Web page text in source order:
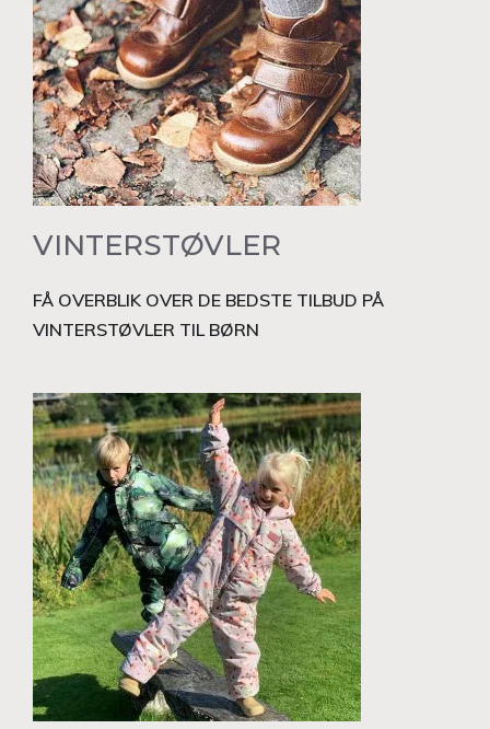
VINTERSTØVLER
FÅ OVERBLIK OVER DE BEDSTE TILBUD PÅ
VINTERSTØVLER TIL BØRN